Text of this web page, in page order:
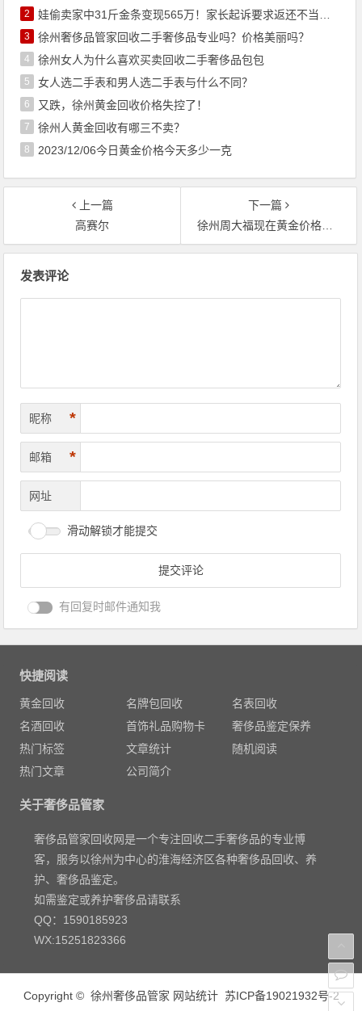
2 娃偷卖家中31斤金条变现565万！家长起诉要求返还不当得利！
3 徐州奢侈品管家回收二手奢侈品专业吗？价格美丽吗？
4 徐州女人为什么喜欢买卖回收二手奢侈品包包
5 女人选二手表和男人选二手表与什么不同？
6 又跌，徐州黄金回收价格失控了！
7 徐州人黄金回收有哪三不卖？
8 2023/12/06今日黄金价格今天多少一克
上一篇
高赛尔
下一篇
徐州周大福现在黄金价格今天多少一克（2020年6月21日）
发表评论
昵称 *
邮箱 *
网址
滑动解锁才能提交
有回复时邮件通知我
快捷阅读
黄金回收 名牌包回收
名表回收
名酒回收
首饰礼品购物卡
奢侈品鉴定保养
热门标签
文章统计
随机阅读
热门文章
公司简介
关于奢侈品管家
奢侈品管家回收网是一个专注回收二手奢侈品的专业博
客，服务以徐州为中心的淮海经济区各种奢侈品回收、养
护、奢侈品鉴定。
如需鉴定或养护奢侈品请联系
QQ：1590185923
WX:15251823366
Copyright © 徐州奢侈品管家 网站统计 苏ICP备19021932号-2